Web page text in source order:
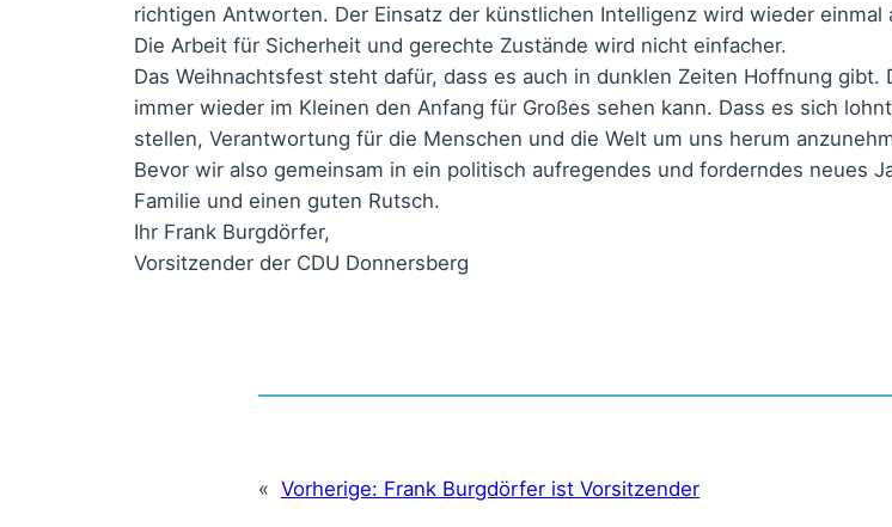
richtigen Antworten. Der Einsatz der künstlichen Intelligenz wird wieder
Die Arbeit für Sicherheit und gerechte Zustände wird nicht einfacher.
Das Weihnachtsfest steht dafür, dass es auch in dunklen Zeiten Hoffnung
immer wieder im Kleinen den Anfang für Großes sehen kann. Dass es sich
stellen, Verantwortung für die Menschen und die Welt um uns herum
Bevor wir also gemeinsam in ein politisch aufregendes und forderndes neues
Familie und einen guten Rutsch.
Ihr Frank Burgdörfer,
Vorsitzender der CDU Donnersberg
« Vorherige: Frank Burgdörfer ist Vorsitzender